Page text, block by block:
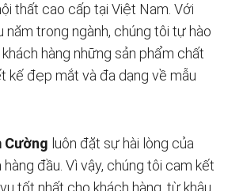
thất cao cấp tại Việt Nam. Với
năm trong ngành, chúng tôi tự hào
hàng những sản phẩm chất
kế đẹp mắt và đa dạng về mẫu
Cường luôn đặt sự hài lòng của
hàng đầu. Vì vậy, chúng tôi cam kết